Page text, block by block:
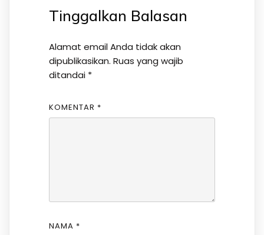
Tinggalkan Balasan
Alamat email Anda tidak akan
dipublikasikan. Ruas yang wajib
ditandai *
KOMENTAR *
NAMA *